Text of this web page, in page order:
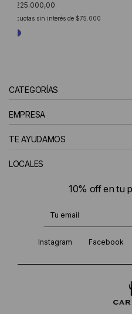
$225.000,00
cuotas sin interés de $75.000
CATEGORÍAS
EMPRESA
TE AYUDAMOS
LOCALES
10% off en tu
¡Te suscribiste
Instagram Facebook